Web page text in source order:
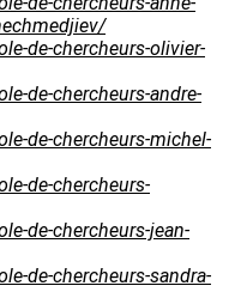
de-chercheurs-olivier-
de-chercheurs-andre-
de-chercheurs-michel-
de-chercheurs-
de-chercheurs-jean-
de-chercheurs-sandra-